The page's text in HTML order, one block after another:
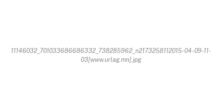
11146032_701033686686332_738285962_n2173258112015-04-09-11-
03[www.urlag.mn].jpg